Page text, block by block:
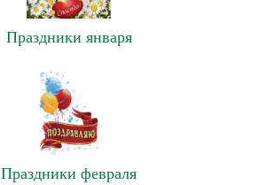
Праздники января
Праздники февраля